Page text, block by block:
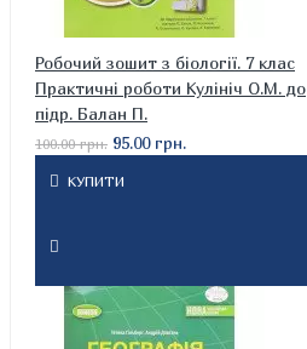
Робочий зошит з біології. 7 клас
Практичні роботи Кулініч О.М. до
підр. Балан П.
100.00 грн. 95.00 грн.
КУПИТИ